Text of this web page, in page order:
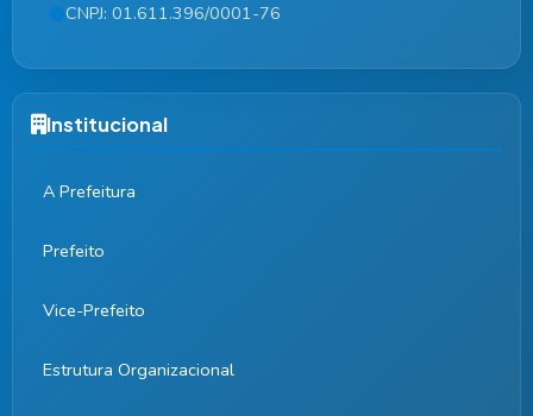
CNPJ: 01.611.396/0001-76
Institucional
A Prefeitura
Prefeito
Vice-Prefeito
Estrutura Organizacional